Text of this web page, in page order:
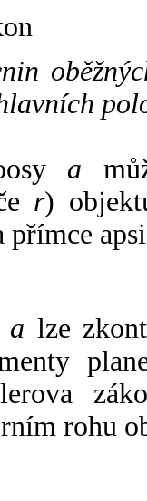
a
r)
přímce
a lze
rohu